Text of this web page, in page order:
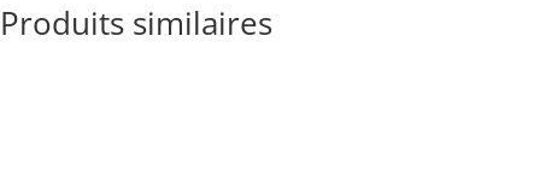
Produits similaires